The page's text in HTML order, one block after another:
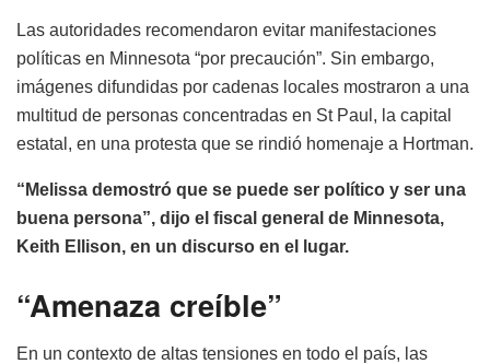
Las autoridades recomendaron evitar manifestaciones
políticas en Minnesota “por precaución”. Sin embargo,
imágenes difundidas por cadenas locales mostraron a una
multitud de personas concentradas en St Paul, la capital
estatal, en una protesta que se rindió homenaje a Hortman.
“Melissa demostró que se puede ser político y ser una
buena persona”, dijo el fiscal general de Minnesota,
Keith Ellison, en un discurso en el lugar.
“Amenaza creíble”
En un contexto de altas tensiones en todo el país, las